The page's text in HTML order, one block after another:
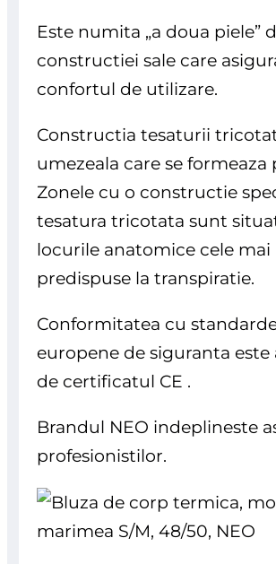
Este numita „a doua piele”
constructiei sale care
confortul de utilizare.
Constructia tesaturii
umezeala care se formeaza
Zonele cu o constructie
tesatura tricotata sunt
locurile anatomice cele mai
predispuse la transpiratie.
Conformitatea cu
europene de siguranta este
de certificatul CE .
Brandul NEO indeplineste
profesionistilor.